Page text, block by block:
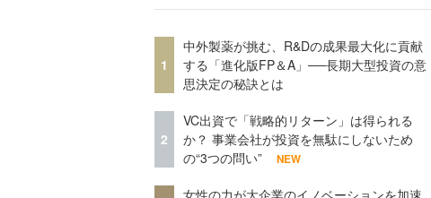
1
中外製薬が挑む、R&Dの成果最大化に貢献
する「進化版FP＆A」──長期大型投資の意
思決定の秘訣とは
2
VC出資で「戦略的リターン」は得られる
か？ 事業会社が投資を無駄にしないため
の“3つの問い”
NEW
女性の力が大企業のイノベーションを加速